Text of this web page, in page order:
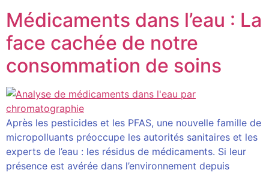
Médicaments dans l’eau : La
face cachée de notre
consommation de soins
Après les pesticides et les PFAS, une nouvelle famille de
micropolluants préoccupe les autorités sanitaires et les
experts de l’eau : les résidus de médicaments. Si leur
présence est avérée dans l’environnement depuis